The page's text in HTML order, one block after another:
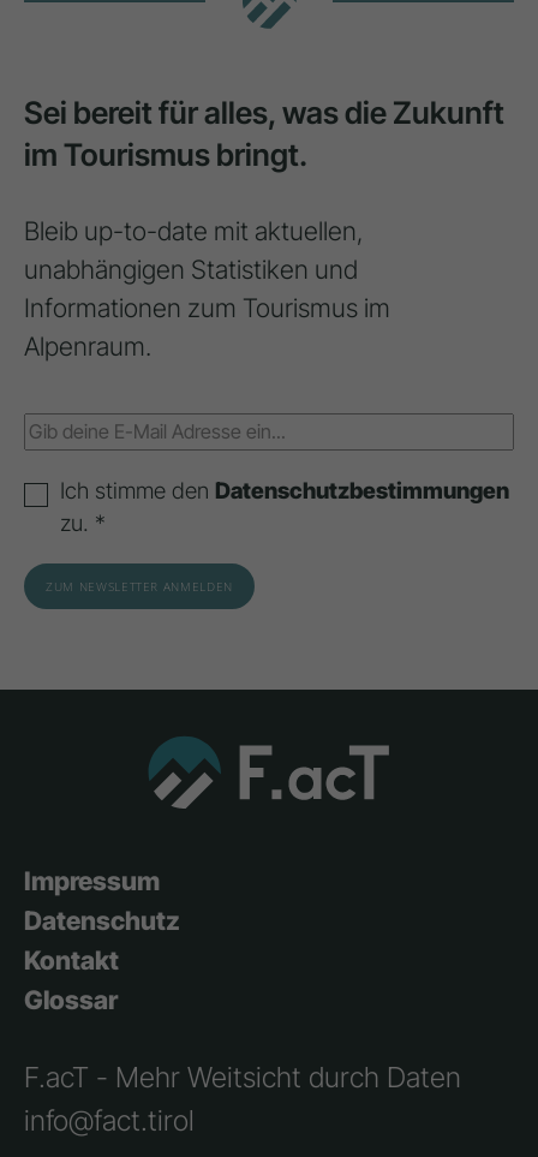
Sei bereit für alles, was die Zukunft
im Tourismus bringt.
Bleib up-to-date mit aktuellen,
unabhängigen Statistiken und
Informationen zum Tourismus im
Alpenraum.
Ich stimme den Datenschutzbestimmungen
zu. *
Impressum
Datenschutz
Kontakt
Glossar
F.acT - Mehr Weitsicht durch Daten
info@fact.tirol